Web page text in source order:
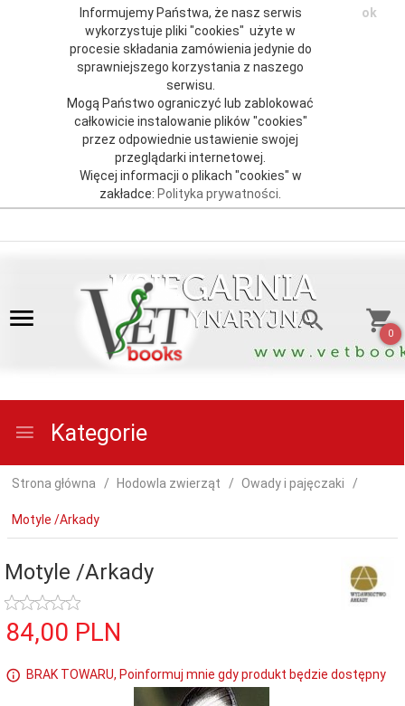
Informujemy Państwa, że nasz serwis
wykorzystuje pliki "cookies" użyte w
procesie składania zamówienia jedynie do
sprawniejszego korzystania z naszego
serwisu.
Mogą Państwo ograniczyć lub zablokować
całkowicie instalowanie plików "cookies"
przez odpowiednie ustawienie swojej
przeglądarki internetowej.
Więcej informacji o plikach "cookies" w
zakładce: Polityka prywatności.
ok
0
Kategorie
Strona główna Hodowla zwierząt Owady i pajęczaki
Motyle /Arkady
Motyle /Arkady
84,00 PLN
BRAK TOWARU, Poinformuj mnie gdy produkt będzie dostępny